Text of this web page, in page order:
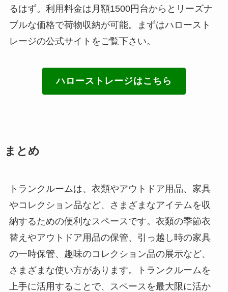
るはず。利用料金は月額1500円台からとリーズナ
ブルな価格で荷物収納が可能。まずはハロースト
レージの公式サイトをご覧下さい。
ハローストレージはこちら
まとめ
トランクルームは、衣類やアウトドア用品、家具
やコレクション品など、さまざまなアイテムを収
納するための便利なスペースです。衣類の季節衣
替えやアウトドア用品の保管、引っ越し時の家具
の一時保管、趣味のコレクション品の展示など、
さまざまな使い方があります。トランクルームを
上手に活用することで、スペースを最大限に活か